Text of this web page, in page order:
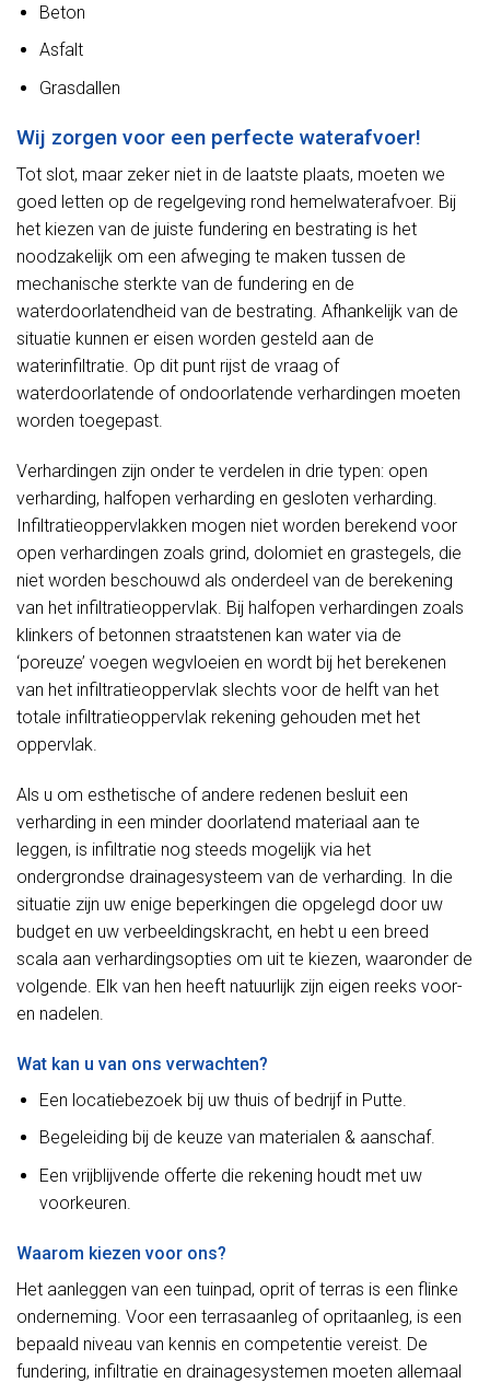
Beton
Asfalt
Grasdallen
Wij zorgen voor een perfecte waterafvoer!
Tot slot, maar zeker niet in de laatste plaats, moeten we
goed letten op de regelgeving rond hemelwaterafvoer. Bij
het kiezen van de juiste fundering en bestrating is het
noodzakelijk om een afweging te maken tussen de
mechanische sterkte van de fundering en de
waterdoorlatendheid van de bestrating. Afhankelijk van de
situatie kunnen er eisen worden gesteld aan de
waterinfiltratie. Op dit punt rijst de vraag of
waterdoorlatende of ondoorlatende verhardingen moeten
worden toegepast.
Verhardingen zijn onder te verdelen in drie typen: open
verharding, halfopen verharding en gesloten verharding.
Infiltratieoppervlakken mogen niet worden berekend voor
open verhardingen zoals grind, dolomiet en grastegels, die
niet worden beschouwd als onderdeel van de berekening
van het infiltratieoppervlak. Bij halfopen verhardingen zoals
klinkers of betonnen straatstenen kan water via de
‘poreuze’ voegen wegvloeien en wordt bij het berekenen
van het infiltratieoppervlak slechts voor de helft van het
totale infiltratieoppervlak rekening gehouden met het
oppervlak.
Als u om esthetische of andere redenen besluit een
verharding in een minder doorlatend materiaal aan te
leggen, is infiltratie nog steeds mogelijk via het
ondergrondse drainagesysteem van de verharding. In die
situatie zijn uw enige beperkingen die opgelegd door uw
budget en uw verbeeldingskracht, en hebt u een breed
scala aan verhardingsopties om uit te kiezen, waaronder de
volgende. Elk van hen heeft natuurlijk zijn eigen reeks voor-
en nadelen.
Wat kan u van ons verwachten?
Een locatiebezoek bij uw thuis of bedrijf in Putte.
Begeleiding bij de keuze van materialen & aanschaf.
Een vrijblijvende offerte die rekening houdt met uw
voorkeuren.
Waarom kiezen voor ons?
Het aanleggen van een tuinpad, oprit of terras is een flinke
onderneming. Voor een terrasaanleg of opritaanleg, is een
bepaald niveau van kennis en competentie vereist. De
fundering, infiltratie en drainagesystemen moeten allemaal